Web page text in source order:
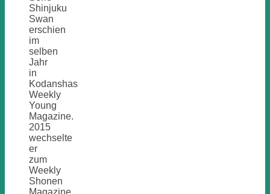
Shinjuku
Swan
erschien
im
selben
Jahr
in
Kodanshas
Weekly
Young
Magazine.
2015
wechselte
er
zum
Weekly
Shonen
Magazine,